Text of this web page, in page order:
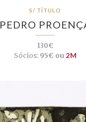
S/ TÍTULO
PEDRO
130€
Sócios:95€ ou 2M